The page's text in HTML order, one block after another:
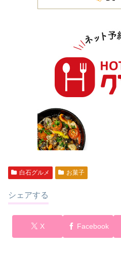
白石グルメ お菓子
シェアする
X Facebook